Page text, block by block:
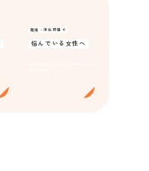
離婚・浮気問題で
悩んでいる女性へ